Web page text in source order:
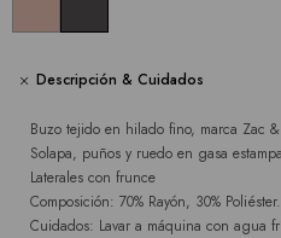
Descripción & Cuidados
Buzo tejido en hilado fino, marca Zac
Solapa, puños y ruedo en gasa
Laterales con frunce
Composición: 70% Rayón, 30% Poliéster.
Cuidados: Lavar a máquina con agua